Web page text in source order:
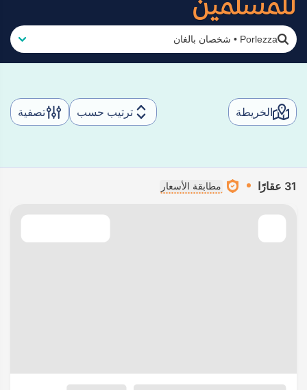
Porlezza
• شخصان بالغان
الخريطة ترتيب حسب تصفية
31 عقارًا مطابقة الأسعار